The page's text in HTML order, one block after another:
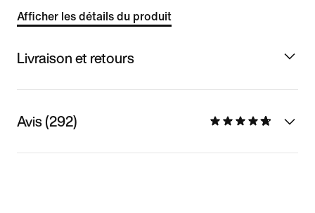
Afficher les détails du produit
Livraison et retours
Avis (292)